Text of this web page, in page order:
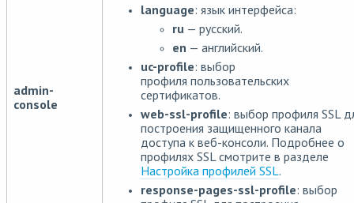
admin-
console
language: язык интерфейса:
ru — русский.
en — английский.
uc-profile: выбор
профиля пользовательских
сертификатов.
web-ssl-profile: выбор профиля SSL
построения защищенного канала
доступа к веб-консоли. Подробнее о
профилях SSL смотрите в разделе
Настройка профилей SSL.
response-pages-ssl-profile: выбор